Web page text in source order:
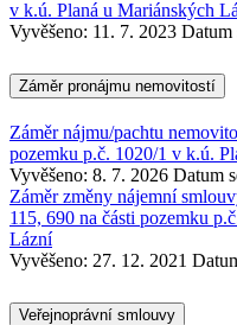
v k.ú. Planá u Mariánských
Vyvěšeno: 11. 7. 2023 Datum
Záměr pronájmu nemovitostí
Záměr nájmu/pachtu
pozemku p.č. 1020/1 v k.ú.
Vyvěšeno: 8. 7. 2026 Datum
Záměr změny nájemní
115, 690 na části pozemku
Lázní
Vyvěšeno: 27. 12. 2021
Veřejnoprávní smlouvy